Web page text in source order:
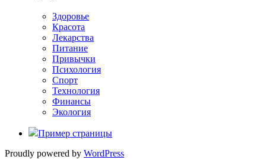
Здоровье
Красота
Лекарства
Питание
Привычки
Психология
Спорт
Технология
Финансы
Экология
Пример страницы
Proudly powered by WordPress